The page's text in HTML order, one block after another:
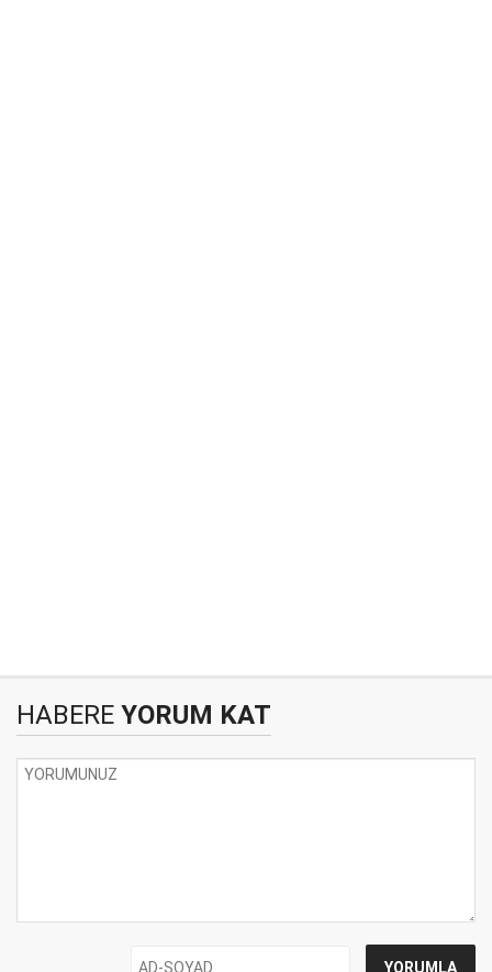
HABERE YORUM KAT